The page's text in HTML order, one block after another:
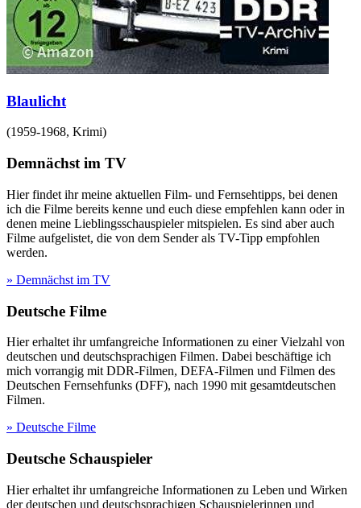
Blaulicht
(1959-1968, Krimi)
Demnächst im TV
Hier findet ihr meine aktuellen Film- und Fernsehtipps, bei denen
ich die Filme bereits kenne und euch diese empfehlen kann oder in
denen meine Lieblingsschauspieler mitspielen. Es sind aber auch
Filme aufgelistet, die von dem Sender als TV-Tipp empfohlen
werden.
» Demnächst im TV
Deutsche Filme
Hier erhaltet ihr umfangreiche Informationen zu einer Vielzahl von
deutschen und deutschsprachigen Filmen. Dabei beschäftige ich
mich vorrangig mit DDR-Filmen, DEFA-Filmen und Filmen des
Deutschen Fernsehfunks (DFF), nach 1990 mit gesamtdeutschen
Filmen.
» Deutsche Filme
Deutsche Schauspieler
Hier erhaltet ihr umfangreiche Informationen zu Leben und Wirken
der deutschen und deutschsprachigen Schauspielerinnen und